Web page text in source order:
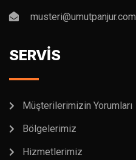
musteri@umutpanjur.com
SERVİS
Müşterilerimizin Yorumları
Bölgelerimiz
Hizmetlerimiz